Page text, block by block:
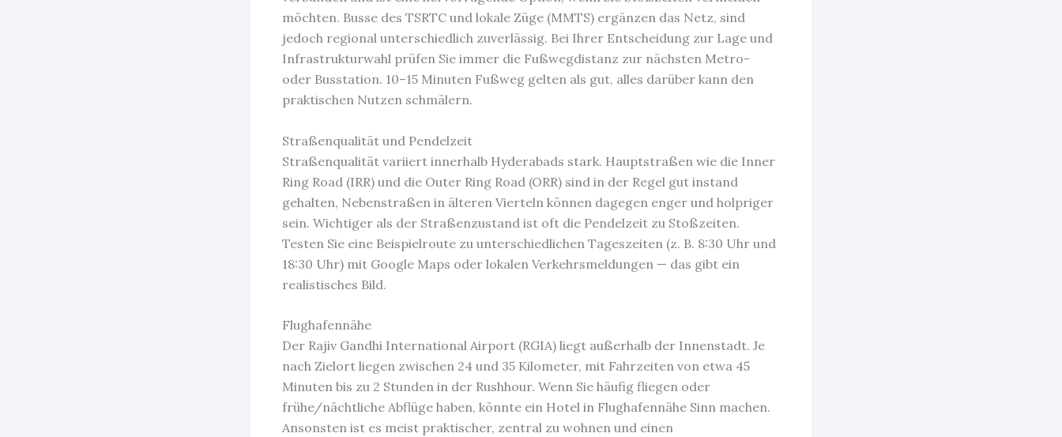
möchten. Busse des TSRTC und lokale Züge (MMTS) ergänzen das Netz, sind
jedoch regional unterschiedlich zuverlässig. Bei Ihrer Entscheidung zur Lage und
Infrastrukturwahl prüfen Sie immer die Fußwegdistanz zur nächsten Metro-
oder Busstation. 10–15 Minuten Fußweg gelten als gut, alles darüber kann den
praktischen Nutzen schmälern.
Straßenqualität und Pendelzeit
Straßenqualität variiert innerhalb Hyderabads stark. Hauptstraßen wie die Inner
Ring Road (IRR) und die Outer Ring Road (ORR) sind in der Regel gut instand
gehalten, Nebenstraßen in älteren Vierteln können dagegen enger und holpriger
sein. Wichtiger als der Straßenzustand ist oft die Pendelzeit zu Stoßzeiten.
Testen Sie eine Beispielroute zu unterschiedlichen Tageszeiten (z. B. 8:30 Uhr und
18:30 Uhr) mit Google Maps oder lokalen Verkehrsmeldungen — das gibt ein
realistisches Bild.
Flughafennähe
Der Rajiv Gandhi International Airport (RGIA) liegt außerhalb der Innenstadt. Je
nach Zielort liegen zwischen 24 und 35 Kilometer, mit Fahrzeiten von etwa 45
Minuten bis zu 2 Stunden in der Rushhour. Wenn Sie häufig fliegen oder
frühe/nächtliche Abflüge haben, könnte ein Hotel in Flughafennähe Sinn machen.
Ansonsten ist es meist praktischer, zentral zu wohnen und einen